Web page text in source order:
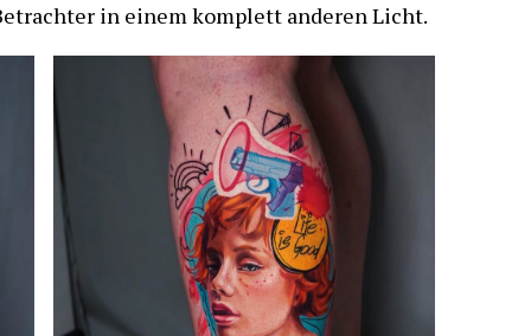
in einem komplett anderen Licht.